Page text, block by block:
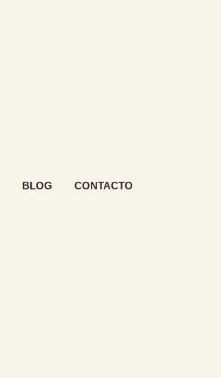
BLOG CONTACTO